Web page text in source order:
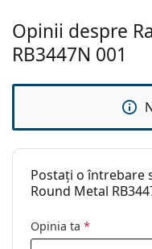
Altele
Sex:
Utilizare:
dioptrii:
Da
Opinii despre
RB3447N 001
Postați o întrebare
Round Metal
Opinia ta *